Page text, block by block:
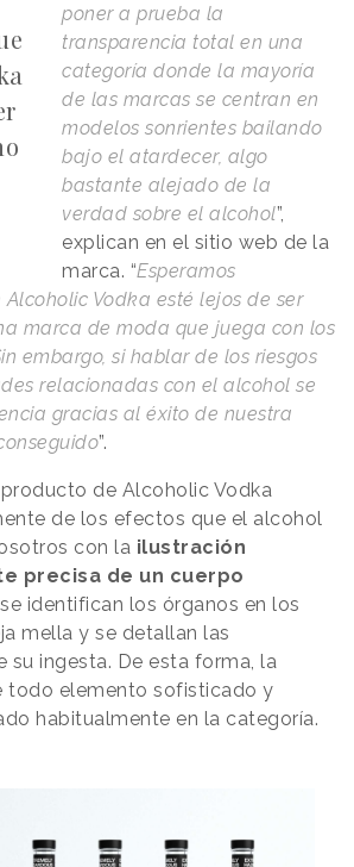
poner a prueba la
transparencia total en una
categoría donde la mayoría
de las marcas se centran en
modelos sonrientes bailando
bajo el atardecer, algo
bastante alejado de la
verdad sobre el alcohol”,
explican en el sitio web de la
marca. “Esperamos
Vodka esté lejos de ser
marca de moda que juega con los
embargo, si hablar de los riesgos
relacionadas con el alcohol se
gracias al éxito de nuestra
”.
de Alcoholic Vodka
de los efectos que el alcohol
con la ilustración
precisa de un cuerpo
identifican los órganos en los
mella y se detallan las
su ingesta. De esta forma, la
todo elemento sofisticado y
habitualmente en la categoría.